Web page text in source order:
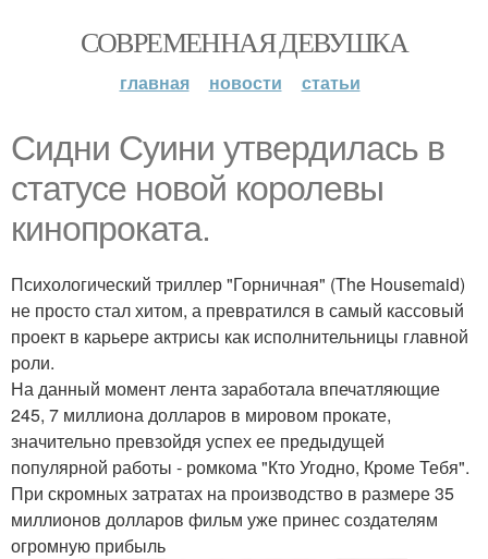
СОВРЕМЕННАЯ ДЕВУШКА
главная новости статьи
Сидни Суини утвердилась в
статусе новой королевы
кинопроката.
Психологический триллер "Горничная" (The Housemaid)
не просто стал хитом, а превратился в самый кассовый
проект в карьере актрисы как исполнительницы главной
роли.
На данный момент лента заработала впечатляющие
245, 7 миллиона долларов в мировом прокате,
значительно превзойдя успех ее предыдущей
популярной работы - ромкома "Кто Угодно, Кроме Тебя".
При скромных затратах на производство в размере 35
миллионов долларов фильм уже принес создателям
огромную прибыль